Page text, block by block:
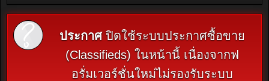
ประกาศปิดใช้ระบบประกาศซื้อขาย
(Classifieds) ในหน้านี้ เนื่องจากฟ
อรั่มเวอร์ชั่นใหม่ไม่รองรับระบบ